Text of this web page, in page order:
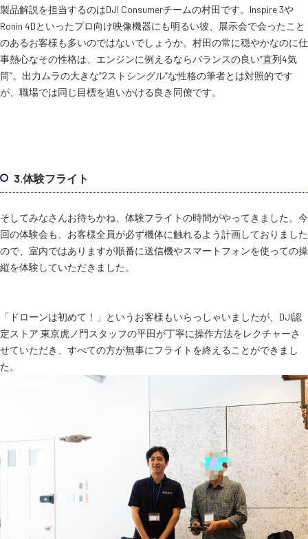
製品解説を担当するのはDJI Consumerチームの村田です。Inspire 3や
Ronin 4Dといったプロ向け映像機器にも明るい彼、展示会で会ったこと
のあるお客様も多いのではないでしょうか。村田の常に穏やかなのに仕
事熱心なその性格は、エンジンに例えるならバランスの良い”直列4気
筒”。出力ムラの大きな”2ストシングル”な性格の筆者とは対照的です
が、職場では同じ目標を追いかける良き同僚です。
3.体験フライト
そしてみなさんお待ちかね、体験フライトの時間がやってきました。今
回の体験会も、お客様全員が必ず機体に触れるよう計画しておりました
ので、室内ではありますが順番に送信機やスマートフォンを使っての操
縦を体験していただきました。
「ドローンは初めて！」というお客様もいらっしゃいましたが、DJI認
定ストア 東京虎ノ門スタッフの平田が丁寧に操作方法をレクチャーさ
せていただき、すべての方が無事にフライトを終えることができまし
た。